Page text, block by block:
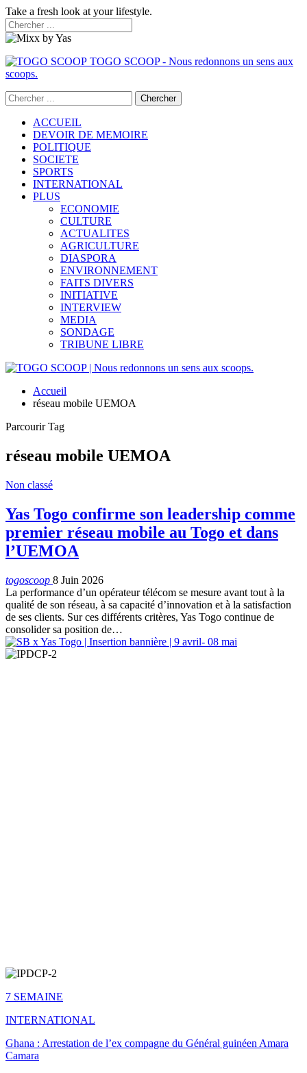
Take a fresh look at your lifestyle.
TOGO SCOOP - Nous redonnons un sens aux
scoops.
ACCUEIL
DEVOIR DE MEMOIRE
POLITIQUE
SOCIETE
SPORTS
INTERNATIONAL
PLUS
ECONOMIE
CULTURE
ACTUALITES
AGRICULTURE
DIASPORA
ENVIRONNEMENT
FAITS DIVERS
INITIATIVE
INTERVIEW
MEDIA
SONDAGE
TRIBUNE LIBRE
Accueil
réseau mobile UEMOA
Parcourir Tag
réseau mobile UEMOA
Non classé
Yas Togo confirme son leadership comme
premier réseau mobile au Togo et dans
l’UEMOA
togoscoop 8 Juin 2026
La performance d’un opérateur télécom se mesure avant tout à la
qualité de son réseau, à sa capacité d’innovation et à la satisfaction
de ses clients. Sur ces différents critères, Yas Togo continue de
consolider sa position de…
7 SEMAINE
INTERNATIONAL
Ghana : Arrestation de l’ex compagne du Général guinéen Amara
Camara